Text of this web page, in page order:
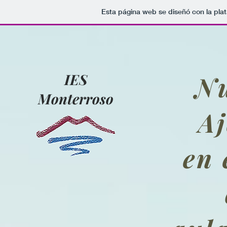
Esta página web se diseñó con la
IES
Monterroso
en